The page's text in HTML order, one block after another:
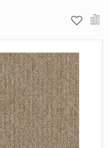
CorkArt Vinyl
CronaFloor
Damy Floor